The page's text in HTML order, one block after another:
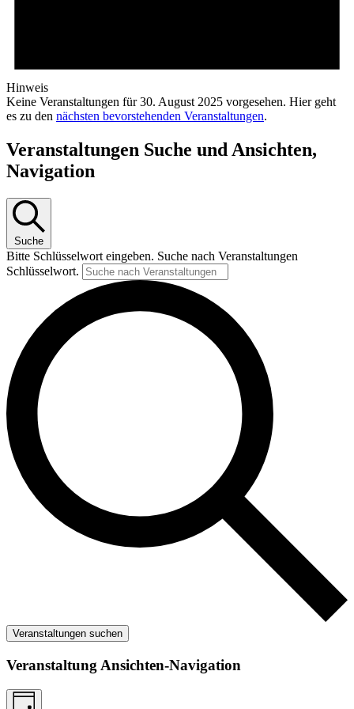
Hinweis
Keine Veranstaltungen für 30. August 2025 vorgesehen. Hier geht
es zu den nächsten bevorstehenden Veranstaltungen.
Veranstaltungen Suche und Ansichten,
Navigation
Suche
Bitte Schlüsselwort eingeben. Suche nach Veranstaltungen
Schlüsselwort.
Veranstaltungen suchen
Veranstaltung Ansichten-Navigation